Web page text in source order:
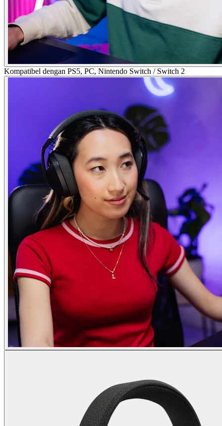
Kompatibel dengan PS5, PC, Nintendo Switch / Switch 2